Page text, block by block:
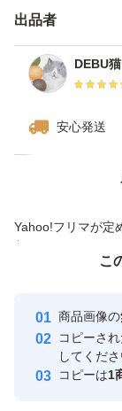
出品者
DEBU
安心発送
Yahoo!フリマが定
付与しています
安心取引出品者
取引実績
価格
こ
商品画像の
コピーさ
してくだ
コピーは1
この商品をみて